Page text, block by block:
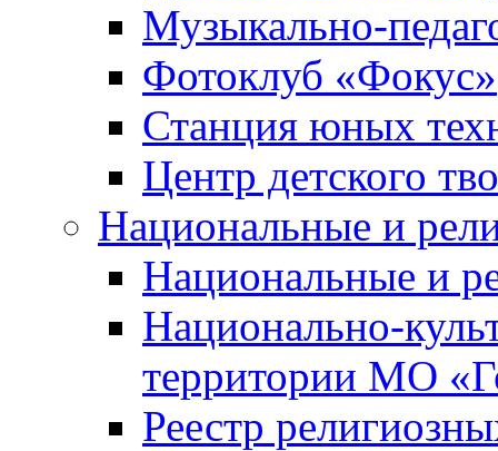
Музыкально-
Фотоклуб «Фокус»
Станция юных
Центр детского
Национальные и
Национальные и
Национально-
территории МО
Реестр